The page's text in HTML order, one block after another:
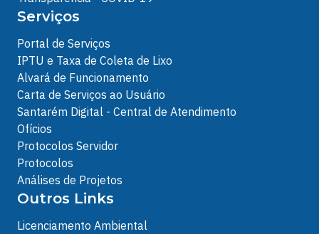
Serviços
Portal de Serviços
IPTU e Taxa de Coleta de Lixo
Alvará de Funcionamento
Carta de Serviços ao Usuário
Santarém Digital - Central de Atendimento
Ofícios
Protocolos Servidor
Protocolos
Análises de Projetos
Outros Links
Licenciamento Ambiental